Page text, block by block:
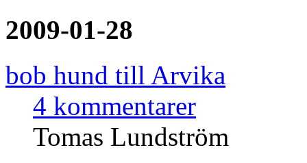
2009-01-28
bob hund till Arvika
4 kommentarer
Tomas Lundström